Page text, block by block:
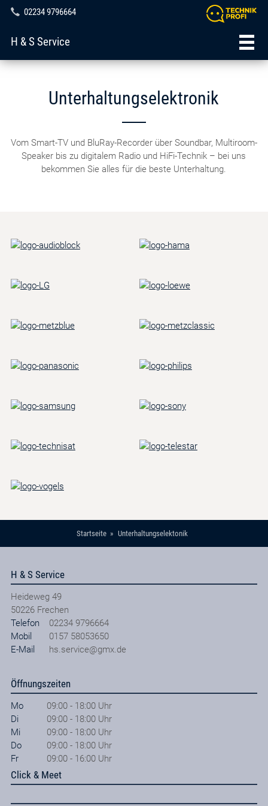
02234 9796664
H & S Service
Unterhaltungselektronik
Vom Smart-TV und BluRay-Recorder über Soundbar, Multiroom-
Speaker bis zu digitalem Radio und HiFi-Technik – bei uns
bekommen Sie alles für die beste Unterhaltung.
Startseite Unterhaltungselektonik
H & S Service
Heideweg 49
50226 Frechen
Telefon
02234 9796664
Mobil
0157 58053650
E-Mail
hs.service@gmx.de
Öffnungszeiten
Mo
09:00 - 18:00 Uhr
Di
09:00 - 18:00 Uhr
Mi
09:00 - 18:00 Uhr
Do
09:00 - 18:00 Uhr
Fr
09:00 - 16:00 Uhr
Click & Meet